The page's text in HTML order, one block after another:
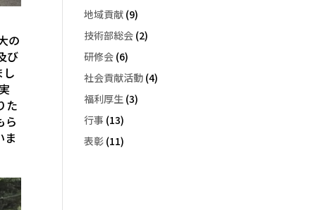
の
び
た
ら
ま
地域貢献 (9)
技術部総会 (2)
研修会 (6)
社会貢献活動 (4)
福利厚生 (3)
行事 (13)
表彰 (11)